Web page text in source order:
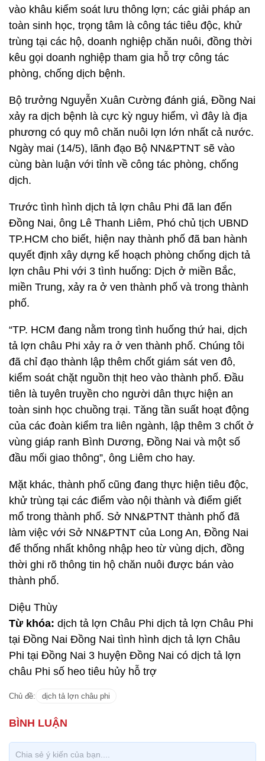
vào khâu kiểm soát lưu thông lợn; các giải pháp an
toàn sinh học, trọng tâm là công tác tiêu độc, khử
trùng tại các hộ, doanh nghiệp chăn nuôi, đồng thời
kêu gọi doanh nghiệp tham gia hỗ trợ công tác
phòng, chống dịch bệnh.
Bộ trưởng Nguyễn Xuân Cường đánh giá, Đồng Nai
xảy ra dịch bệnh là cực kỳ nguy hiểm, vì đây là địa
phương có quy mô chăn nuôi lợn lớn nhất cả nước.
Ngày mai (14/5), lãnh đạo Bộ NN&PTNT sẽ vào
cùng bàn luận với tỉnh về công tác phòng, chống
dịch.
Trước tình hình dịch tả lợn châu Phi đã lan đến
Đồng Nai, ông Lê Thanh Liêm, Phó chủ tịch UBND
TP.HCM cho biết, hiện nay thành phố đã ban hành
quyết định xây dựng kế hoạch phòng chống dịch tả
lợn châu Phi với 3 tình huống: Dịch ở miền Bắc,
miền Trung, xảy ra ở ven thành phố và trong thành
phố.
“TP. HCM đang nằm trong tình huống thứ hai, dịch
tả lợn châu Phi xảy ra ở ven thành phố. Chúng tôi
đã chỉ đạo thành lập thêm chốt giám sát ven đô,
kiểm soát chặt nguồn thịt heo vào thành phố. Đầu
tiên là tuyên truyền cho người dân thực hiện an
toàn sinh học chuồng trại. Tăng tần suất hoạt động
của các đoàn kiểm tra liên ngành, lập thêm 3 chốt ở
vùng giáp ranh Bình Dương, Đồng Nai và một số
đầu mối giao thông”, ông Liêm cho hay.
Mặt khác, thành phố cũng đang thực hiện tiêu độc,
khử trùng tại các điểm vào nội thành và điểm giết
mổ trong thành phố. Sở NN&PTNT thành phố đã
làm việc với Sở NN&PTNT của Long An, Đồng Nai
để thống nhất không nhập heo từ vùng dịch, đồng
thời ghi rõ thông tin hộ chăn nuôi được bán vào
thành phố.
Diệu Thùy
Từ khóa: dịch tả lợn Châu Phi dịch tả lợn Châu Phi
tại Đồng Nai Đồng Nai tình hình dịch tả lợn Châu
Phi tại Đồng Nai 3 huyện Đồng Nai có dịch tả lợn
châu Phi số heo tiêu hủy hỗ trợ
Chủ đề: dịch tả lợn châu phi